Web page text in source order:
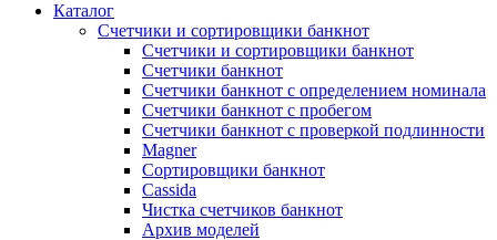
Каталог
Счетчики и сортировщики банкнот
Счетчики и сортировщики банкнот
Счетчики банкнот
Счетчики банкнот с определением номинала
Счетчики банкнот с пробегом
Счетчики банкнот с проверкой подлинности
Magner
Сортировщики банкнот
Cassida
Чистка счетчиков банкнот
Архив моделей